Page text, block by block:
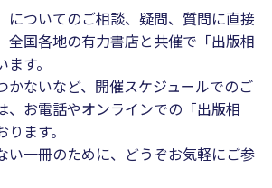
についてのご相談、疑問、質問に直接
全国各地の有力書店と共催で「出版相
す。
かないなど、開催スケジュールでのご
、お電話やオンラインでの「出版相
ます。
い一冊のために、どうぞお気軽にご参